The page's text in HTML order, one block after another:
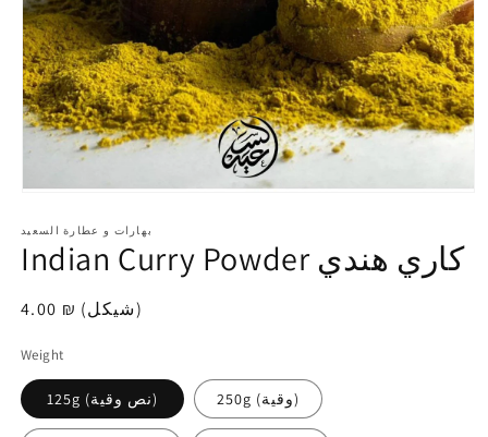
1
في
modal
بهارات و عطارة السعيد
Indian Curry Powder كاري هندي
سعر
4.00 ₪ (شيكل)
Weight
125g (نص وقية) 250g (وقية)